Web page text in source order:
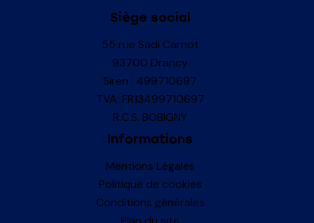
Siège social
55 rue Sadi Carnot
93700 Drancy
Siren : 499710697
TVA: FR13499710697
R.C.S. BOBIGNY
Informations
Mentions Légales
Politique de cookies
Conditions générales